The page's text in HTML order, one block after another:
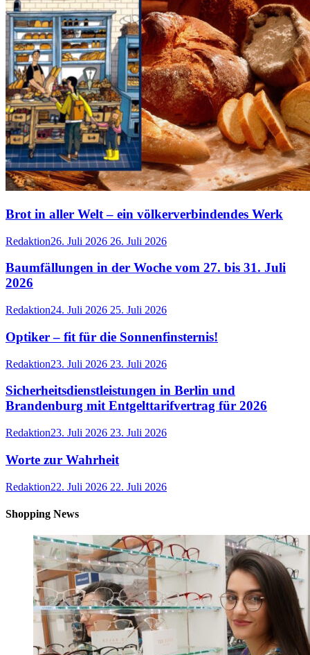
Brot in aller Welt – ein völkerverbindendes Werk
Redaktion26. Juli 2026 26. Juli 2026
Baumfällungen in der Woche vom 27. bis 31. Juli
2026
Redaktion24. Juli 2026 25. Juli 2026
Optiker – fit für die Sonnenfinsternis!
Redaktion23. Juli 2026 23. Juli 2026
Sicherheitsdienstleistungen in Berlin und
Brandenburg mit Entgelttarifvertrag für 2026
Redaktion23. Juli 2026 23. Juli 2026
Worte zur Wahrheit
Redaktion22. Juli 2026 22. Juli 2026
Shopping News